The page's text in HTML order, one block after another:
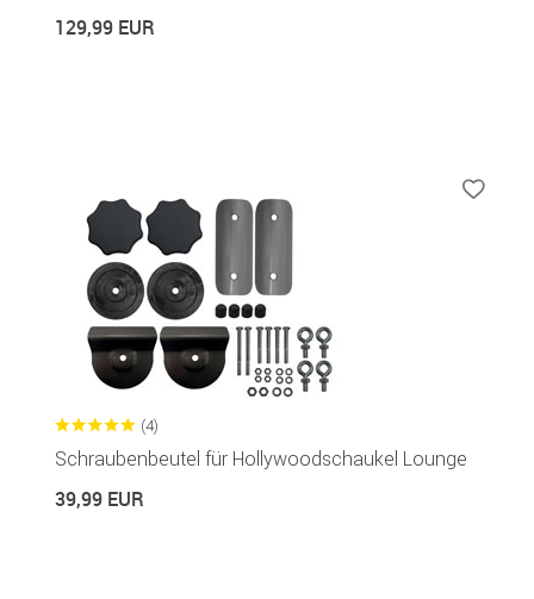
129,99 EUR
(4)
Schraubenbeutel für Hollywoodschaukel Lounge
39,99 EUR